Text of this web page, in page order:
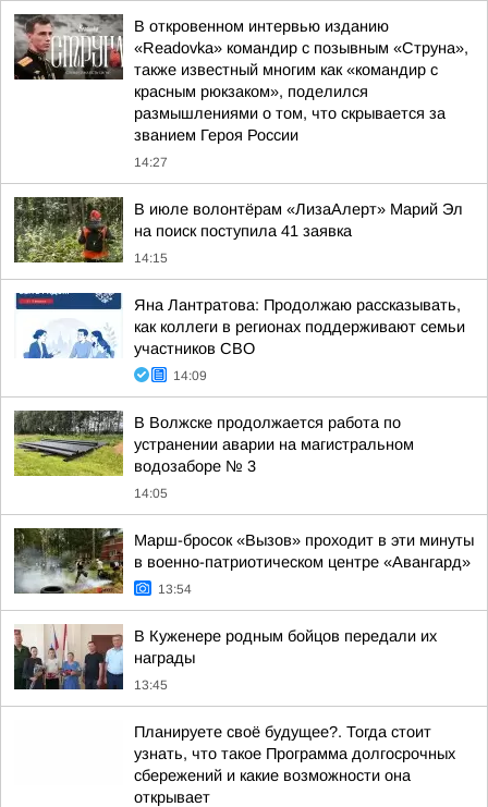
В откровенном интервью изданию
«Readovka» командир с позывным «Струна»,
также известный многим как «командир с
красным рюкзаком», поделился
размышлениями о том, что скрывается за
званием Героя России
14:27
В июле волонтёрам «ЛизаАлерт» Марий Эл
на поиск поступила 41 заявка
14:15
Яна Лантратова: Продолжаю рассказывать,
как коллеги в регионах поддерживают семьи
участников СВО
14:09
В Волжске продолжается работа по
устранении аварии на магистральном
водозаборе № 3
14:05
Марш-бросок «Вызов» проходит в эти минуты
в военно-патриотическом центре «Авангард»
13:54
В Куженере родным бойцов передали их
награды
13:45
Планируете своё будущее?. Тогда стоит
узнать, что такое Программа долгосрочных
сбережений и какие возможности она
открывает